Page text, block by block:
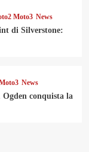
Moto3 News
di Silverstone:
News
conquista la